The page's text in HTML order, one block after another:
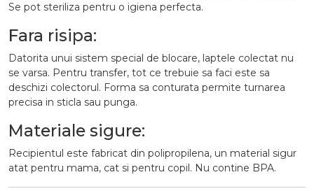
Se pot steriliza pentru o igiena perfecta.
Fara risipa:
Datorita unui sistem special de blocare, laptele colectat nu
se varsa. Pentru transfer, tot ce trebuie sa faci este sa
deschizi colectorul. Forma sa conturata permite turnarea
precisa in sticla sau punga.
Materiale sigure:
Recipientul este fabricat din polipropilena, un material sigur
atat pentru mama, cat si pentru copil. Nu contine BPA.